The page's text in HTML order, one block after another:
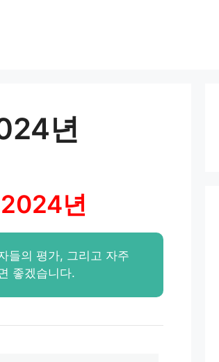
년
년
들의 평가, 그리고 자주
좋겠습니다.